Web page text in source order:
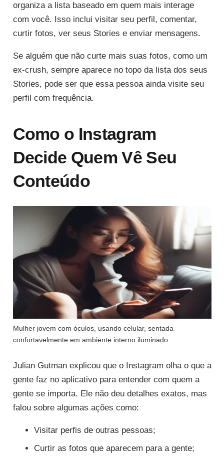
organiza a lista baseado em quem mais interage
com você. Isso inclui visitar seu perfil, comentar,
curtir fotos, ver seus Stories e enviar mensagens.
Se alguém que não curte mais suas fotos, como um
ex-crush, sempre aparece no topo da lista dos seus
Stories, pode ser que essa pessoa ainda visite seu
perfil com frequência.
Como o Instagram
Decide Quem Vê Seu
Conteúdo
Mulher jovem com óculos, usando celular, sentada
confortavelmente em ambiente interno iluminado.
Julian Gutman explicou que o Instagram olha o que a
gente faz no aplicativo para entender com quem a
gente se importa. Ele não deu detalhes exatos, mas
falou sobre algumas ações como:
Visitar perfis de outras pessoas;
Curtir as fotos que aparecem para a gente;